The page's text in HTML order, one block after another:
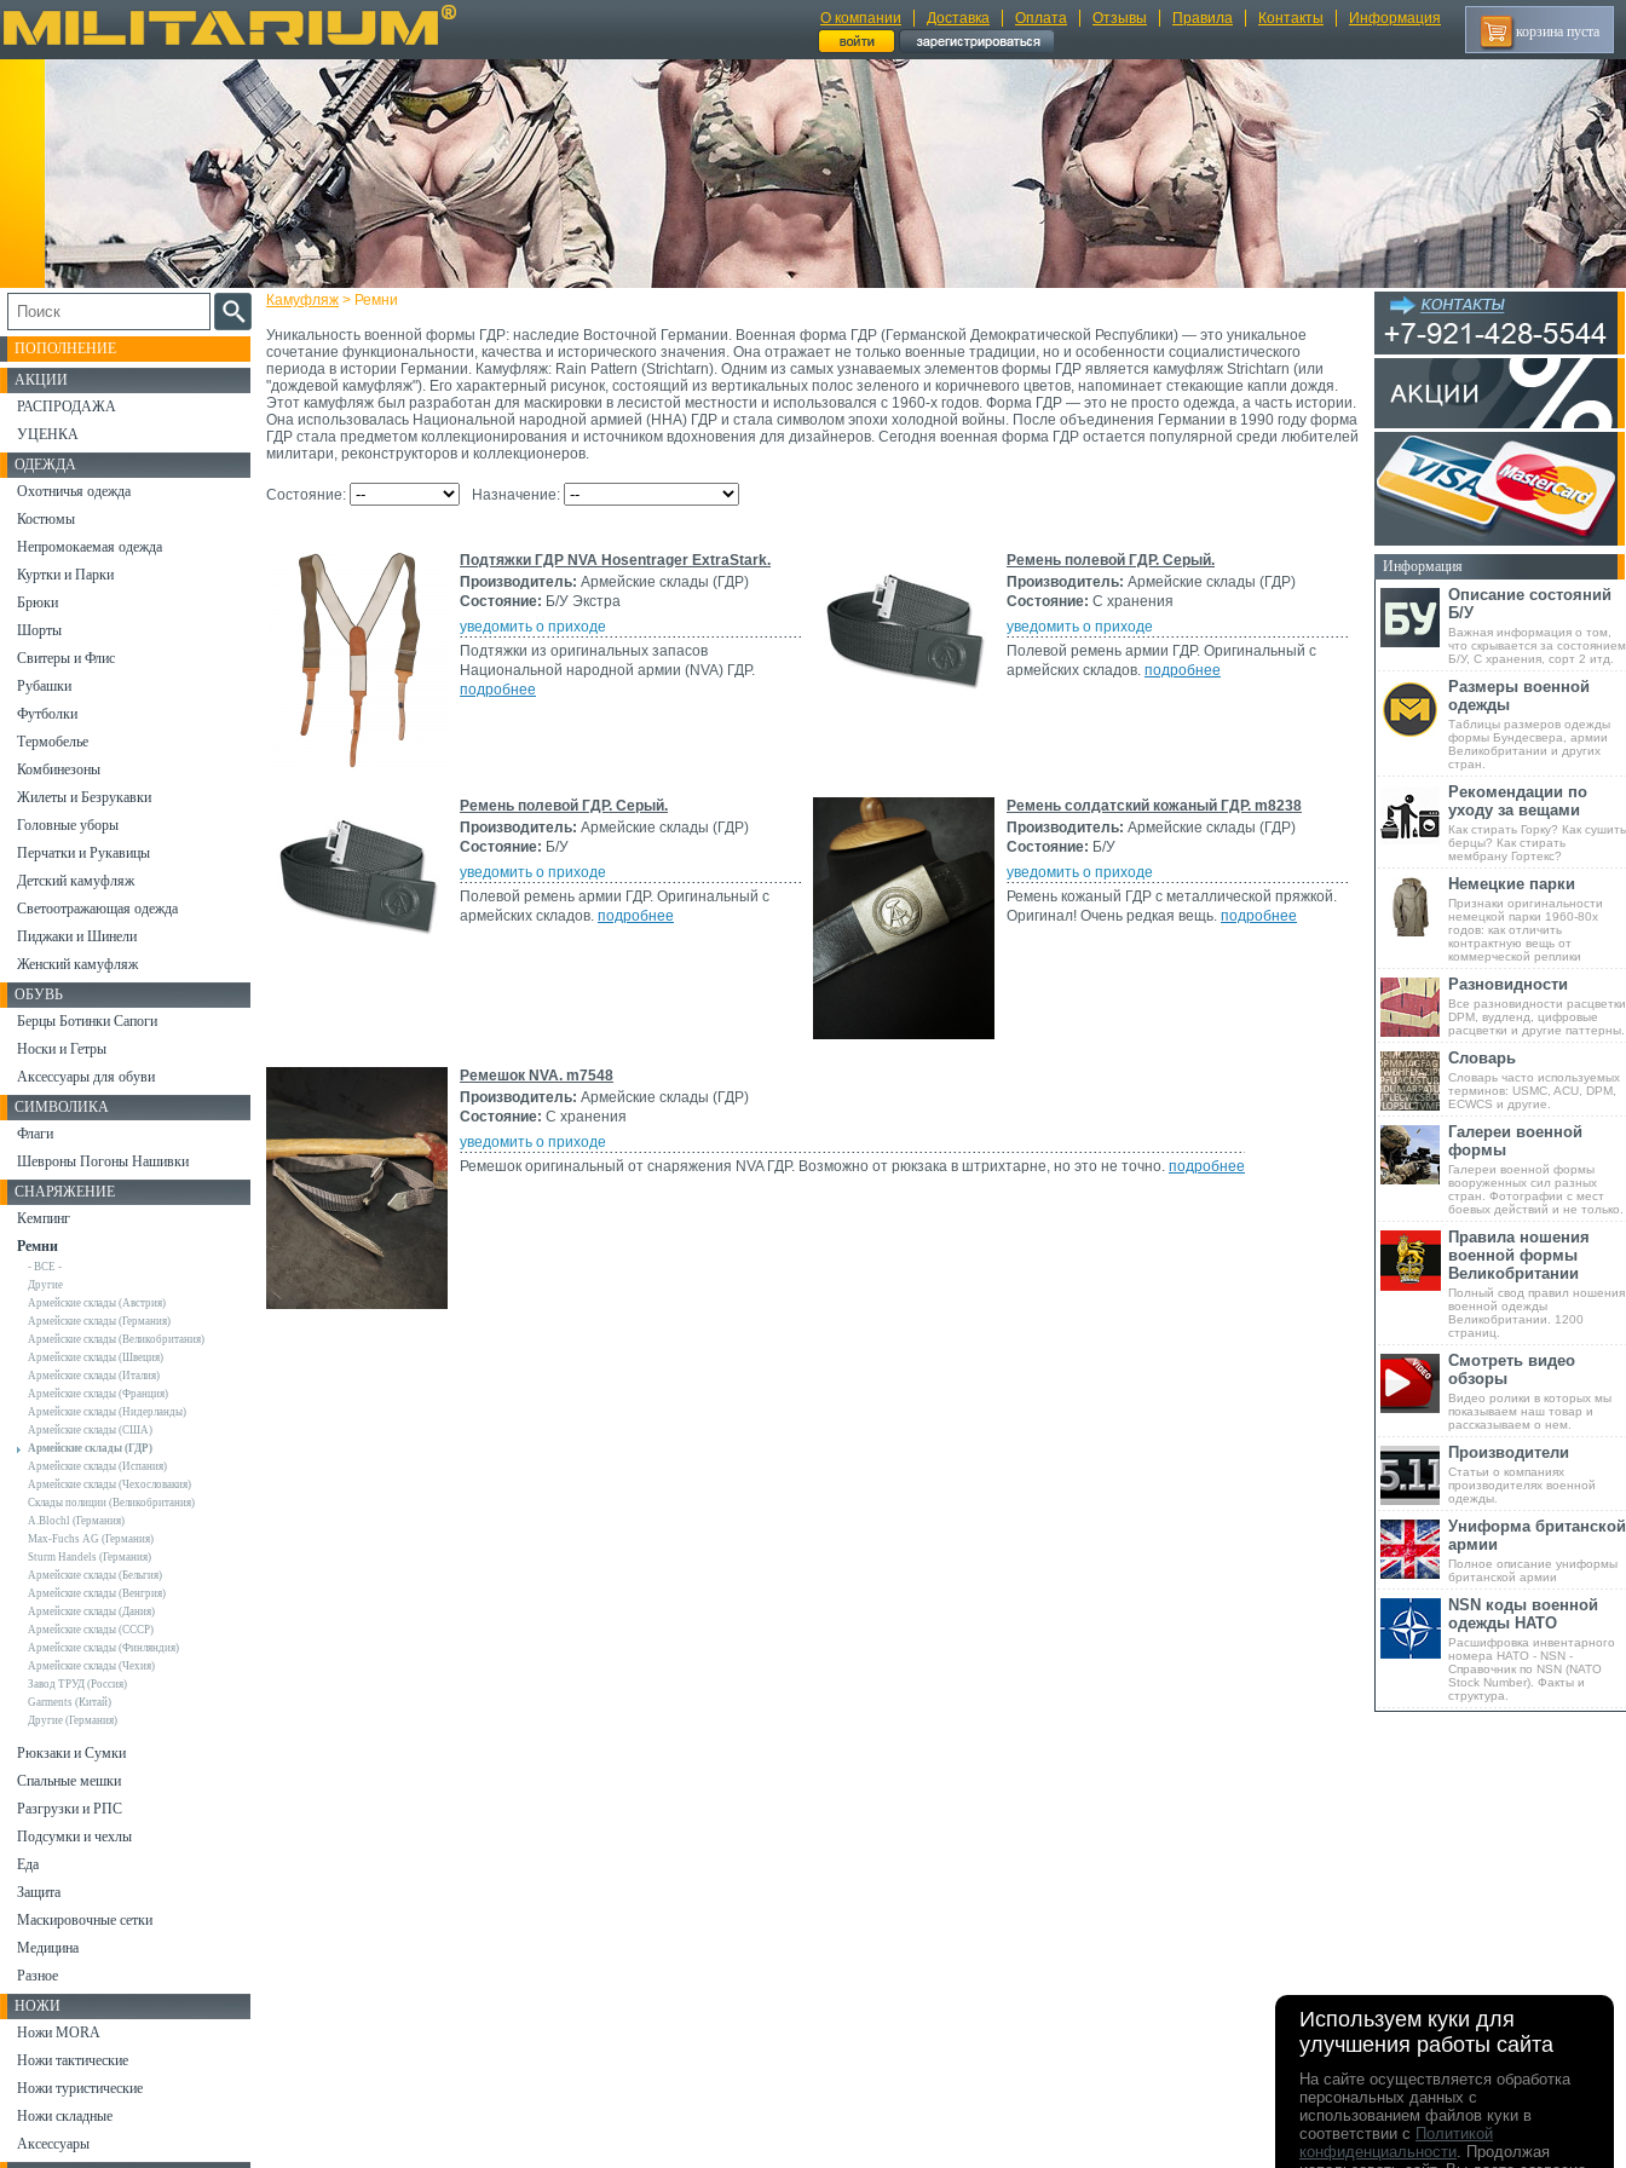
О компании Доставка Оплата Отзывы Правила Контакты Информация
корзина пуста
Камуфляж > Ремни
Уникальность военной формы ГДР: наследие Восточной Германии. Военная форма ГДР (Германской Демократической Республики) — это уникальное
сочетание функциональности, качества и исторического значения. Она отражает не только военные традиции, но и особенности социалистического
периода в истории Германии. Камуфляж: Rain Pattern (Strichtarn). Одним из самых узнаваемых элементов формы ГДР является камуфляж Strichtarn (или
"дождевой камуфляж"). Его характерный рисунок, состоящий из вертикальных полос зеленого и коричневого цветов, напоминает стекающие капли дождя.
Этот камуфляж был разработан для маскировки в лесистой местности и использовался с 1960-х годов. Форма ГДР — это не просто одежда, а часть истории.
Она использовалась Национальной народной армией (ННА) ГДР и стала символом эпохи холодной войны. После объединения Германии в 1990 году форма
ГДР стала предметом коллекционирования и источником вдохновения для дизайнеров. Сегодня военная форма ГДР остается популярной среди любителей
милитари, реконструкторов и коллекционеров.
Состояние: Назначение:
Подтяжки ГДР NVA Hosentrager ExtraStark.
Производитель: Армейские склады (ГДР)
Состояние: Б/У Экстра
уведомить о приходе
Подтяжки из оригинальных запасов
Национальной народной армии (NVA) ГДР.
подробнее
Ремень полевой ГДР. Серый.
Производитель: Армейские склады (ГДР)
Состояние: С хранения
уведомить о приходе
Полевой ремень армии ГДР. Оригинальный с
армейских складов. подробнее
Ремень полевой ГДР. Серый.
Производитель: Армейские склады (ГДР)
Состояние: Б/У
уведомить о приходе
Полевой ремень армии ГДР. Оригинальный с
армейских складов. подробнее
Ремень солдатский кожаный ГДР. m8238
Производитель: Армейские склады (ГДР)
Состояние: Б/У
уведомить о приходе
Ремень кожаный ГДР с металлической пряжкой.
Оригинал! Очень редкая вещь. подробнее
Ремешок NVA. m7548
Производитель: Армейские склады (ГДР)
Состояние: С хранения
уведомить о приходе
Ремешок оригинальный от снаряжения NVA ГДР. Возможно от рюкзака в штрихтарне, но это не точно. подробнее
ПОПОЛНЕНИЕ
АКЦИИ
РАСПРОДАЖА
УЦЕНКА
ОДЕЖДА
Охотничья одежда
Костюмы
Непромокаемая одежда
Куртки и Парки
Брюки
Шорты
Свитеры и Флис
Рубашки
Футболки
Термобелье
Комбинезоны
Жилеты и Безрукавки
Головные уборы
Перчатки и Рукавицы
Детский камуфляж
Светоотражающая одежда
Пиджаки и Шинели
Женский камуфляж
ОБУВЬ
Берцы Ботинки Сапоги
Носки и Гетры
Аксессуары для обуви
СИМВОЛИКА
Флаги
Шевроны Погоны Нашивки
СНАРЯЖЕНИЕ
Кемпинг
Ремни
- ВСЕ -
Другие
Армейские склады (Австрия)
Армейские склады (Германия)
Армейские склады (Великобритания)
Армейские склады (Швеция)
Армейские склады (Италия)
Армейские склады (Франция)
Армейские склады (Нидерланды)
Армейские склады (США)
Армейские склады (ГДР)
Армейские склады (Испания)
Армейские склады (Чехословакия)
Склады полиции (Великобритания)
A.Blochl (Германия)
Max-Fuchs AG (Германия)
Sturm Handels (Германия)
Армейские склады (Бельгия)
Армейские склады (Венгрия)
Армейские склады (Дания)
Армейские склады (СССР)
Армейские склады (Финляндия)
Армейские склады (Чехия)
Завод ТРУД (Россия)
Garments (Китай)
Другие (Германия)
Рюкзаки и Сумки
Спальные мешки
Разгрузки и РПС
Подсумки и чехлы
Еда
Защита
Маскировочные сетки
Медицина
Разное
НОЖИ
Ножи MORA
Ножи тактические
Ножи туристические
Ножи складные
Аксессуары
Информация
Описание состояний
Б/У
Важная информация о том,
что скрывается за состоянием
Б/У, С хранения, сорт 2 итд.
Размеры военной
одежды
Таблицы размеров одежды
формы Бундесвера, армии
Великобритании и других
стран.
Рекомендации по
уходу за вещами
Как стирать Горку? Как сушить
берцы? Как стирать
мембрану Гортекс?
Немецкие парки
Признаки оригинальности
немецкой парки 1960-80х
годов: как отличить
контрактную вещь от
коммерческой реплики
Разновидности
Все разновидности расцветки
DPM, вудленд, цифровые
расцветки и другие паттерны.
Словарь
Словарь часто используемых
терминов: USMC, ACU, DPM,
ECWCS и другие.
Галереи военной
формы
Галереи военной формы
вооруженных сил разных
стран. Фотографии с мест
боевых действий и не только.
Правила ношения
военной формы
Великобритании
Полный свод правил ношения
военной одежды
Великобритании. 1200
страниц.
Смотреть видео
обзоры
Видео ролики в которых мы
показываем наш товар и
рассказываем о нем.
Производители
Статьи о компаниях
производителях военной
одежды.
Униформа британской
армии
Полное описание униформы
британской армии
NSN коды военной
одежды НАТО
Расшифровка инвентарного
номера НАТО - NSN -
Справочник по NSN (NATO
Stock Number). Факты и
структура.
Используем куки для
улучшения работы сайта
На сайте осуществляется обработка
персональных данных с
использованием файлов куки в
соответствии с Политикой
конфиденциальности. Продолжая